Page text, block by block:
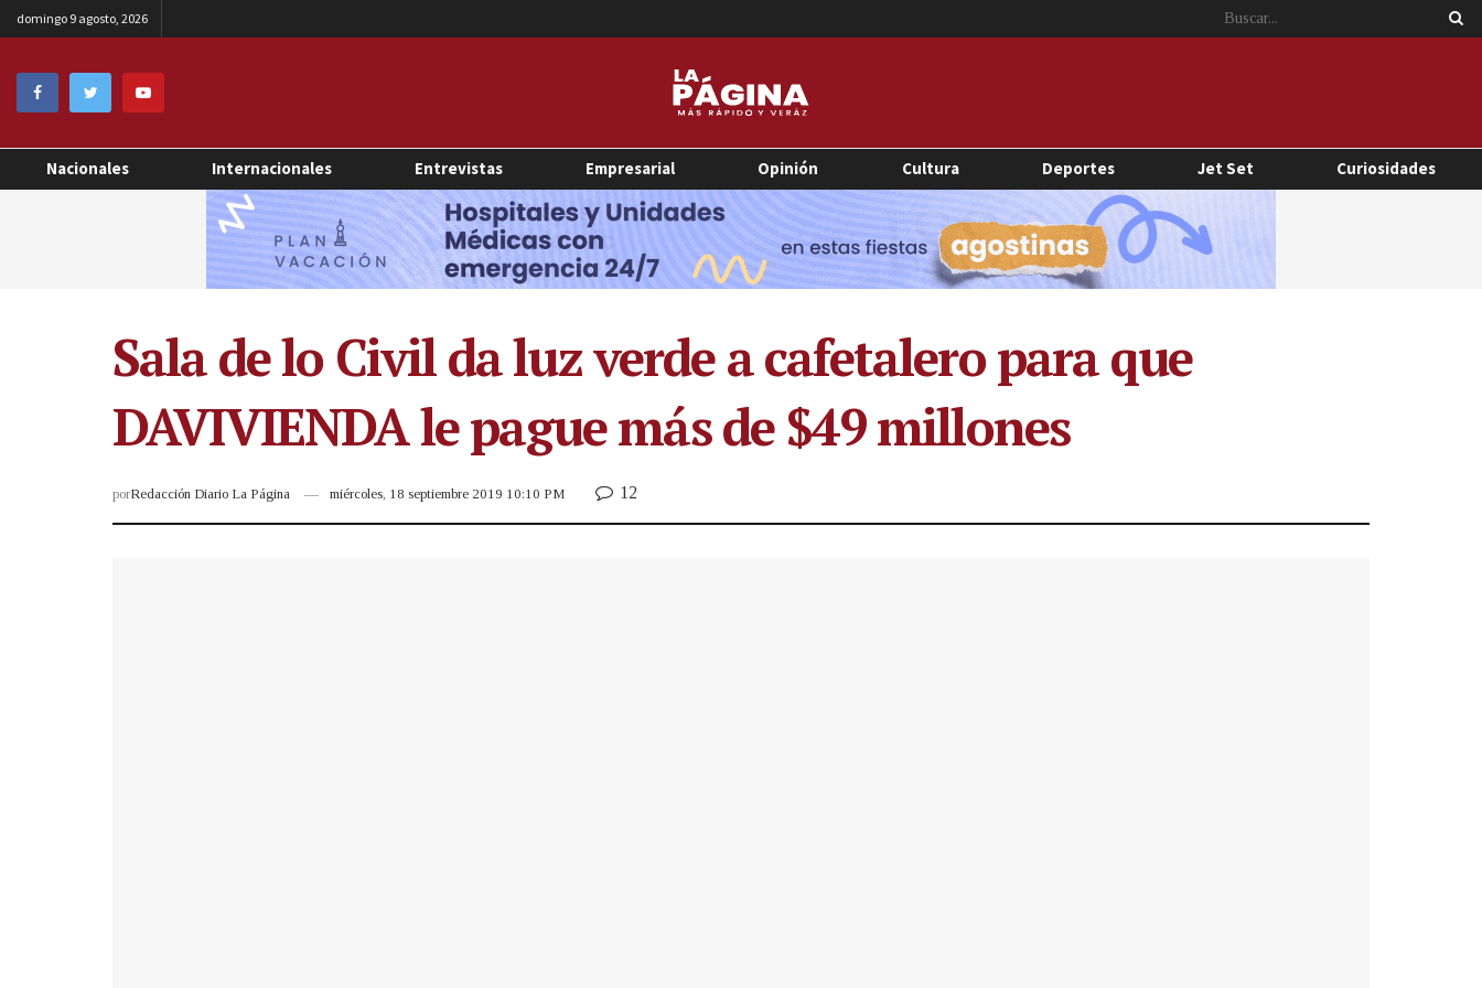
domingo 9 agosto, 2026
Nacionales Internacionales Entrevistas Empresarial Opinión Cultura Deportes Jet Set Curiosidades
Sala de lo Civil da luz verde a cafetalero para que
DAVIVIENDA le pague más de $49 millones
porRedacción Diario La Página miércoles, 18 septiembre 2019 10:10 PM 12